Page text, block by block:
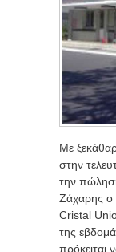
Με
στην
την
Ζάχαρης ο
Cristal
της
πρόκειται